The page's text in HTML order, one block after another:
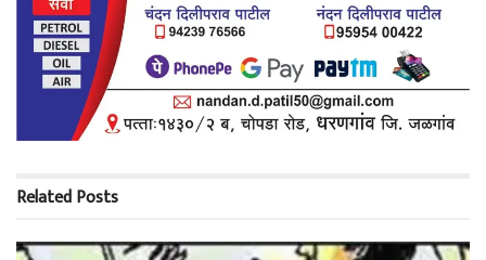
RelatedPosts